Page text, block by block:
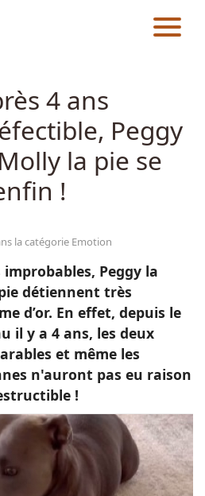
Races
Guides
4 ans
Peggy
la pie se
!
la catégorie Emotion
Peggy la
détiennent très
d’or. En effet, depuis le
il y a 4 ans, les deux
et même les
n'auront pas eu raison
!